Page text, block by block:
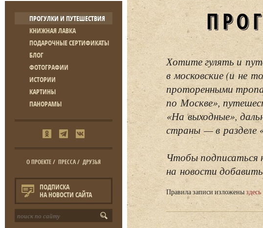
ПРОГУЛКИ И ПУТЕШЕСТВИЯ
КНИЖНАЯ ЛАВКА
ПОДАРОЧНЫЕ СЕРТИФИКАТЫ
БЛОГ
ФОТОГРАФИИ
ИСТОРИИ
КАРТИНЫ
ПАНОРАМЫ
О ПРОЕКТЕ/ ПРЕССА/ ДРУЗЬЯ
ПОДПИСКА
НА НОВОСТИ САЙТА
Хотите гулять и
в московские (и не
проторенными
по Москве»,
«На выходные»,
страны — в разделе
Чтобы подписаться
на новости добавить
Правила записи изложеныздесь